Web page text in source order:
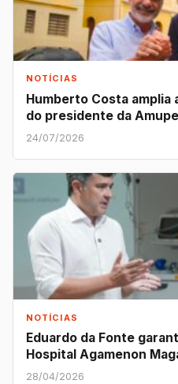
NOTÍCIAS
Humberto Costa
do presidente da Amupe
24/07/2026
NOTÍCIAS
Eduardo da Fonte
Hospital Agamenon
28/04/2026